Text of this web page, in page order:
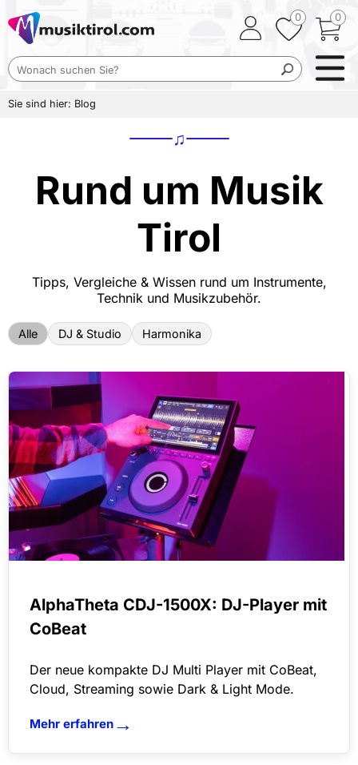
0
0
Sie sind hier: Blog
♫
Rund um Musik
Tirol
Tipps, Vergleiche & Wissen rund um Instrumente,
Technik und Musikzubehör.
Alle DJ & Studio Harmonika
AlphaTheta CDJ-1500X: DJ-Player mit
CoBeat
Der neue kompakte DJ Multi Player mit CoBeat,
Cloud, Streaming sowie Dark & Light Mode.
Mehr erfahren →